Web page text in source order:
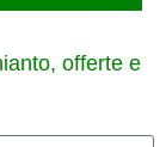
offerte e